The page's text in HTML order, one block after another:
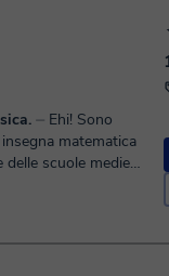
⏤ Ehi! Sono
matematica
scuole medie e